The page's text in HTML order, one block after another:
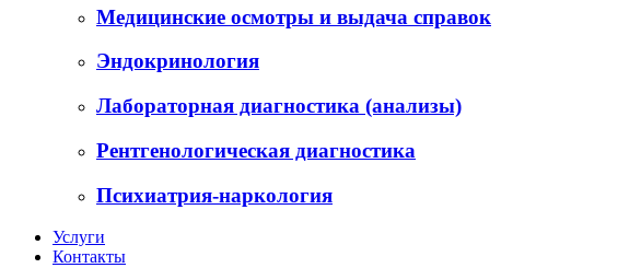
Медицинские осмотры и выдача справок
Эндокринология
Лабораторная диагностика (анализы)
Рентгенологическая диагностика
Психиатрия-наркология
Услуги
Контакты